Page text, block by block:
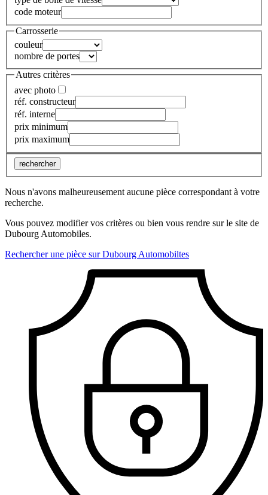
code moteur
Carrosserie
couleur
nombre de portes
Autres critères
avec photo
réf. constructeur
réf. interne
prix minimum
prix maximum
rechercher
Nous n'avons malheureusement aucune pièce correspondant à votre
recherche.
Vous pouvez modifier vos critères ou bien vous rendre sur le site de
Dubourg Automobiles.
Rechercher une pièce sur Dubourg Automobiltes